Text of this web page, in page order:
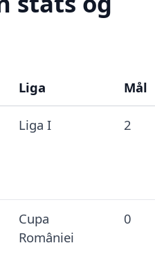
Liga Mål
Liga I 2
Cupa
României
0